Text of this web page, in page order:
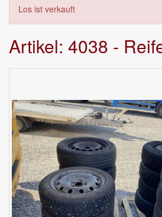
Los ist verkauft
Artikel: 4038 -